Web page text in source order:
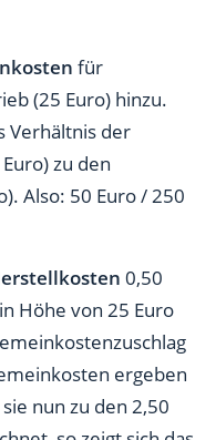
für
(25 Euro) hinzu.
Verhältnis der
zu den
Also: 50 Euro / 250
0,50
Höhe von 25 Euro
ergeben
nun zu den 2,50